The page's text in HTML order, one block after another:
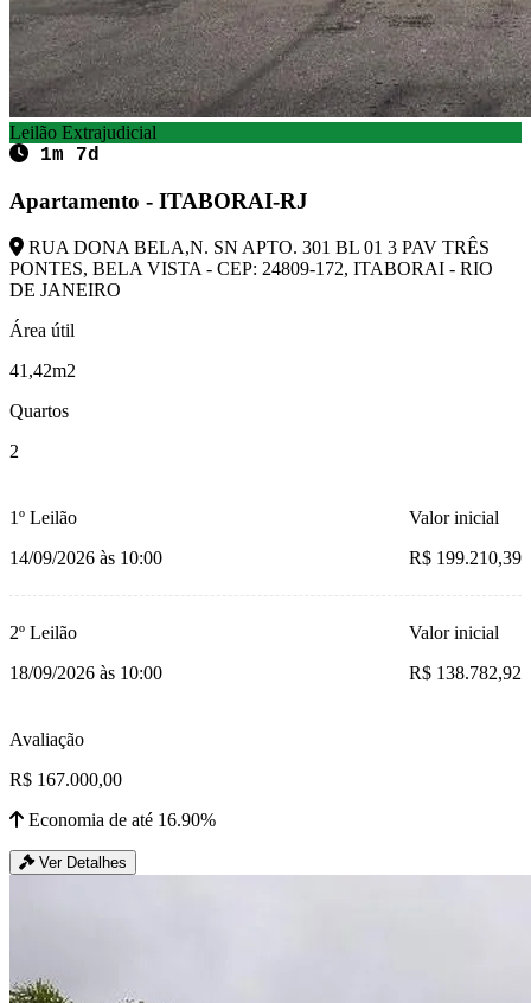
Leilão Extrajudicial
1m 7d
Apartamento - ITABORAI-RJ
RUA DONA BELA,N. SN APTO. 301 BL 01 3 PAV TRÊS
PONTES, BELA VISTA - CEP: 24809-172, ITABORAI - RIO
DE JANEIRO
Área útil
41,42m2
Quartos
2
1º Leilão
14/09/2026 às 10:00
Valor inicial
R$ 199.210,39
2º Leilão
18/09/2026 às 10:00
Valor inicial
R$ 138.782,92
Avaliação
R$ 167.000,00
Economia de até 16.90%
Ver Detalhes